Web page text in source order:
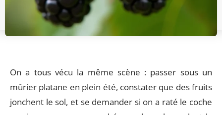
On a tous vécu la même scène : passer sous un
mûrier platane en plein été, constater que des fruits
jonchent le sol, et se demander si on a raté le coche